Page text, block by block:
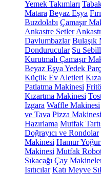
Yemek Takımları
Matara Beyaz Eşya
Buzdolabı Çamaşır
Ankastre Setler
Davlumbazlar Bulaşık
Dondurucular Su
Kurutmalı Çamaşır
Beyaz Eşya Yedek
Küçük Ev Aletleri
Patlatma Makinesi
Kızartma Makinesi
Izgara Waffle Makinesi
ve Tava Pizza Makinesi
Hazırlama Mutfak
Doğrayıcı ve Rondolar
Makinesi Hamur
Makinesi Mutfak
Sıkacağı Çay
Isıtıcılar Katı Meyve